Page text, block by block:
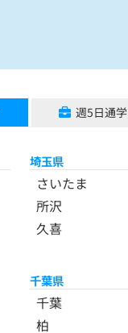
週5日通学
埼玉県
さいたま
所沢
久喜
千葉県
千葉
柏